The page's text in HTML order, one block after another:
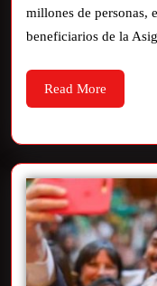
millones de personas,
beneficiarios de la
Read More